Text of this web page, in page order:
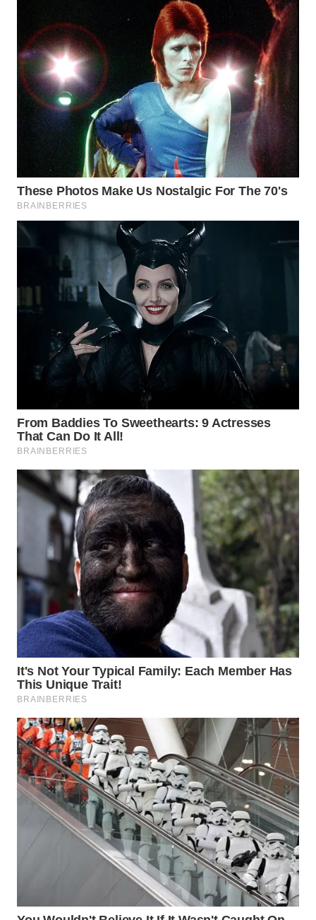
WN
DANAU
TOBA
WN
NIAS
WN
LANGKAT
WN
TAPANULI
TANJUNG
LESUNG
KARO
SIMALUNGUN
WN
WN
TAPANULI
TENGAH
WN DELI
SERDANG
WN
TEBING
TINGGI
WN
PAKPAK
WN
KARAWANG
WN
BEKASI
DEPOK